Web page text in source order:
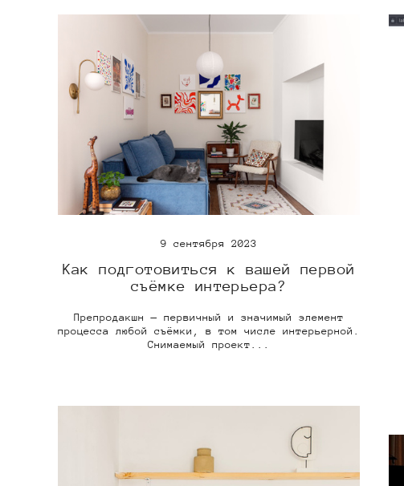
9 сентября 2023
Как подготовиться к вашей первой
съёмке интерьера?
Препродакшн — первичный и значимый элемент
процесса любой съёмки, в том числе интерьерной.
Снимаемый проект...